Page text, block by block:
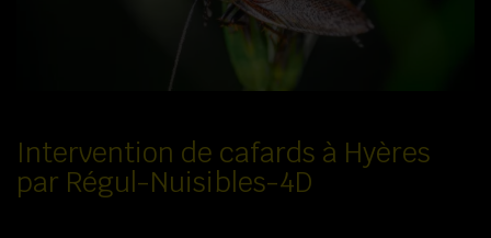
Intervention de cafards à Hyères
par Régul-Nuisibles-4D